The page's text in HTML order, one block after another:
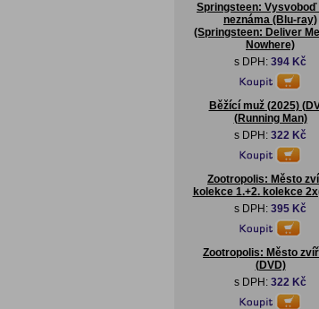
Springsteen: Vysvoboď
neznáma (Blu-ray)
(Springsteen: Deliver
Nowhere)
s DPH: 394 Kč
Běžící muž (2025)
(Running Man)
s DPH: 322 Kč
Zootropolis: Město
kolekce 1.+2. kolekce
s DPH: 395 Kč
Zootropolis: Město
(DVD)
s DPH: 322 Kč